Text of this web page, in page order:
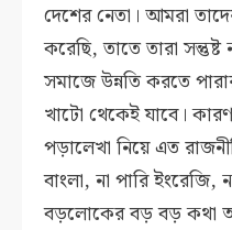
দেশের নেতা। আমরা
করেছি, তাতে তারা
সমাজে উন্নতি করতে
খাটো থেকেই যাবে।
পড়ালেখা নিয়ে এত
বাংলা, না পারি ইংরেজি,
বড়লোকের বড় বড় কথা